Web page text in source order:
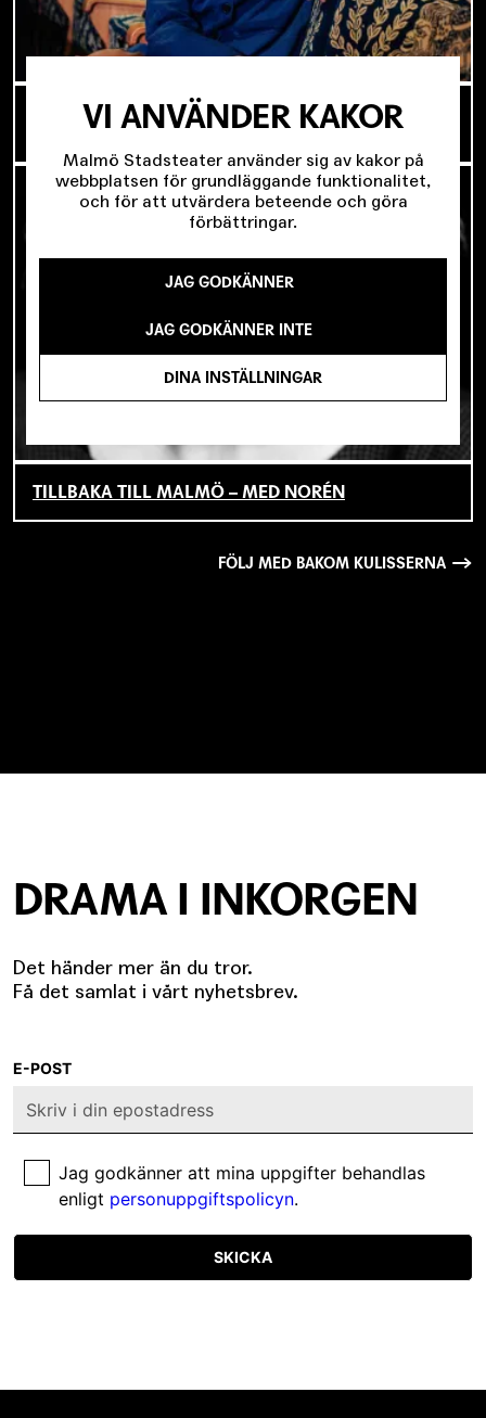
I SPRICKAN MELLAN DET SOM VARIT OCH DET
SOM ÄNNU INTE BÖRJAT
TILLBAKA TILL MALMÖ – MED NORÉN
FÖLJ MED BAKOM KULISSERNA
DRAMA I INKORGEN
Det händer mer än du tror.
Få det samlat i vårt nyhetsbrev.
E-POST
Jag godkänner att mina uppgifter behandlas
enligt personuppgiftspolicyn.
SKICKA
VI ANVÄNDER KAKOR
Malmö Stadsteater använder sig av kakor på
webbplatsen för grundläggande funktionalitet,
och för att utvärdera beteende och göra
förbättringar.
JAG GODKÄNNER
JAG GODKÄNNER INTE
DINA INSTÄLLNINGAR